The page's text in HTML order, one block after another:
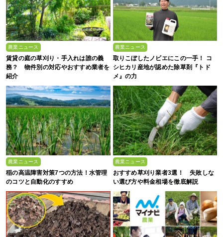
農業ニュース
賃貸の庭の草刈り・手入れは誰の義
務？ 物件別の対応やおすすめ業者を
紹介
農業ニュース
取りこぼしたノビエにこの一手！ コ
シヒカリ産地が認めた除草剤『トド
メ』の力
農業ニュース
稲の高温障害対策7つの方法！水管理
のコツと自動化のすすめ
農業ニュース
おすすめ草刈り業者3選！ 失敗しな
い選び方や料金相場を徹底解説